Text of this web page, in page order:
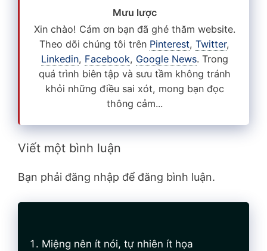
Mưu lược
Xin chào! Cám ơn bạn đã ghé thăm website.
Theo dõi chúng tôi trên Pinterest, Twitter,
Linkedin, Facebook, Google News. Trong
quá trình biên tập và sưu tầm không tránh
khỏi những điều sai xót, mong bạn đọc
thông cảm...
Viết một bình luận
Bạn phải đăng nhập để đăng bình luận.
Miệng nên ít nói, tự nhiên ít họa